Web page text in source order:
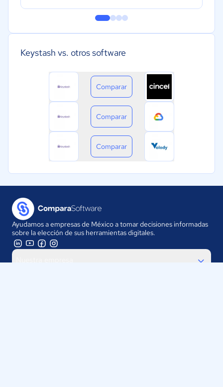
Keystash vs. otros software
Comparar
Comparar
Comparar
Ayudamos a empresas de México a tomar decisiones informadas
sobre la elección de sus herramientas digitales.